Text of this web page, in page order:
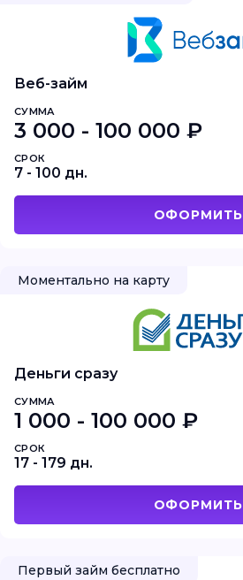
Веб-займ
СУММА
3 000 - 100 000 ₽
СРОК
7 - 100 дн.
ОФОРМИТЬ
Моментально на карту
Деньги сразу
СУММА
1 000 - 100 000 ₽
СРОК
17 - 179 дн.
ОФОРМИТЬ
Первый займ бесплатно